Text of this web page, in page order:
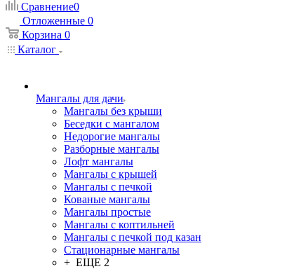
Сравнение0
Отложенные 0
Корзина 0
Каталог
Мангалы для дачи
Мангалы без крыши
Беседки с мангалом
Недорогие мангалы
Разборные мангалы
Лофт мангалы
Мангалы с крышей
Мангалы с печкой
Кованые мангалы
Мангалы простые
Мангалы с коптильней
Мангалы с печкой под казан
Стационарные мангалы
+ ЕЩЕ 2